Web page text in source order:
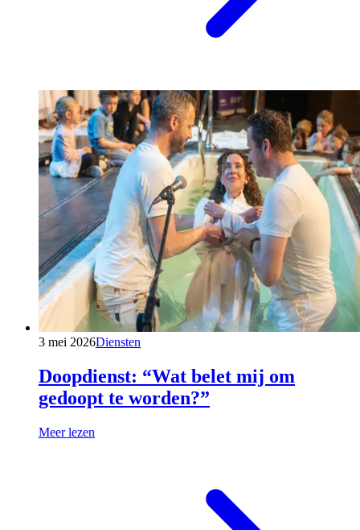
3 mei 2026Diensten
Doopdienst: “Wat belet mij om
gedoopt te worden?”
Meer lezen